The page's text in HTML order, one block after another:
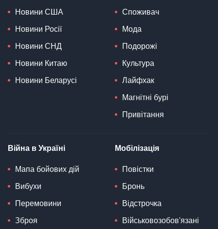
Новини США
Новини Росії
Новини СНД
Новини Китаю
Новини Беларусі
Споживач
Мода
Подорожі
Культура
Лайфхак
Магнітні бурі
Привітання
Війна в Україні
Мапа бойових дій
Вибухи
Перемовини
Зброя
Мобілізація
Повістки
Бронь
Відстрочка
Військовозобов'язані